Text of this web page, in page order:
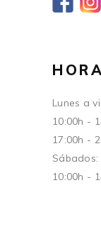
Lunes a
10:00h -
17:00h -
Sábados:
10:00h -